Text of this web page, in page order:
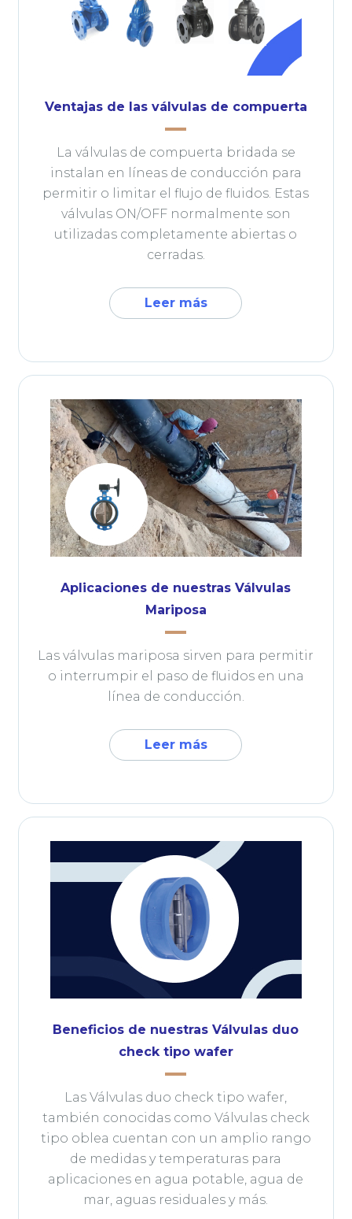
Ventajas de las válvulas de compuerta
La válvulas de compuerta bridada se
instalan en líneas de conducción para
permitir o limitar el flujo de fluidos. Estas
válvulas ON/OFF normalmente son
utilizadas completamente abiertas o
cerradas.
Leer más
Aplicaciones de nuestras Válvulas
Mariposa
Las válvulas mariposa sirven para permitir
o interrumpir el paso de fluidos en una
línea de conducción.
Leer más
Beneficios de nuestras Válvulas duo
check tipo wafer
Las Válvulas duo check tipo wafer,
también conocidas como Válvulas check
tipo oblea cuentan con un amplio rango
de medidas y temperaturas para
aplicaciones en agua potable, agua de
mar, aguas residuales y más.